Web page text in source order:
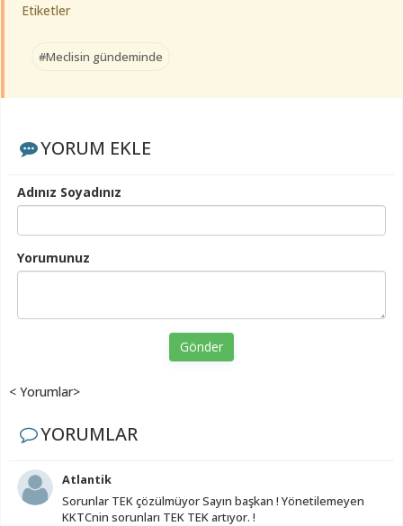
Etiketler
#Meclisin gündeminde
YORUM EKLE
Adınız Soyadınız
Yorumunuz
Gönder
< Yorumlar>
YORUMLAR
Atlantik
Sorunlar TEK çözülmüyor Sayın başkan ! Yönetilemeyen
KKTCnin sorunları TEK TEK artıyor. !